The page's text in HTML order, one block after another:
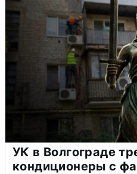
УК в Волгограде
кондиционеры с